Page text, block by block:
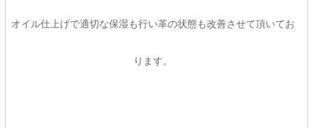
オイル仕上げで適切な保湿も行い革の状態も改善させて頂いてお
ります。